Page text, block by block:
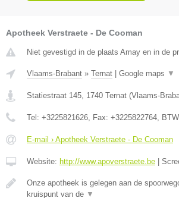
Apotheek Verstraete - De Cooman
Niet gevestigd in de plaats Amay en in de
Vlaams-Brabant » Ternat | Google maps ▼
Statiestraat 145 1740 Ternat (Vlaams-
Tel: +3225821626 , Fax: +3225822764 ,
E-mail › Apotheek Verstraete - De Cooman
Website: http://www.apoverstraete.be |
Onze apotheek is gelegen aan de
kruispunt van de ▼